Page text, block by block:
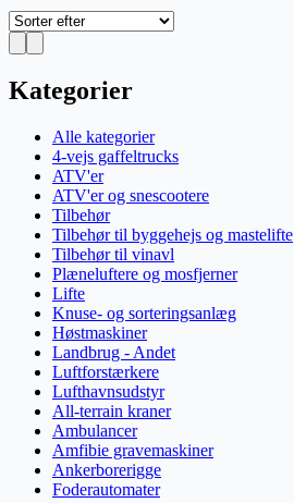
Kategorier
Alle kategorier
4-vejs gaffeltrucks
ATV'er
ATV'er og snescootere
Tilbehør
Tilbehør til byggehejs og mastelifte
Tilbehør til vinavl
Plæneluftere og mosfjerner
Lifte
Knuse- og sorteringsanlæg
Høstmaskiner
Landbrug - Andet
Luftforstærkere
Lufthavnsudstyr
All-terrain kraner
Ambulancer
Amfibie gravemaskiner
Ankerborerigge
Foderautomater